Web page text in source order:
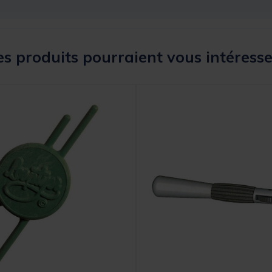
produits pourraient vous